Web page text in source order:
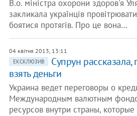
В.о. міністра охорони здоров'я
закликала українців
боятися протягів. Про це вона…
04 квітня 2013, 13:11
ЕКСКЛЮЗИВ
Супрун
взять деньги
Украина ведет переговоры о
Международным валютным
ресурсов внутри страны,